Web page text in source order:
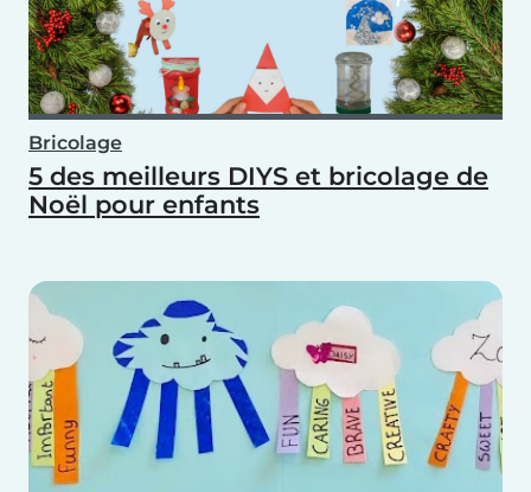
Bricolage
5 des meilleurs DIYS et bricolage de
Noël pour enfants